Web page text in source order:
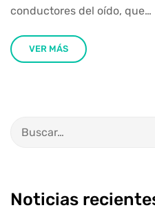
conductores del oído, que…
VER MÁS
Noticias